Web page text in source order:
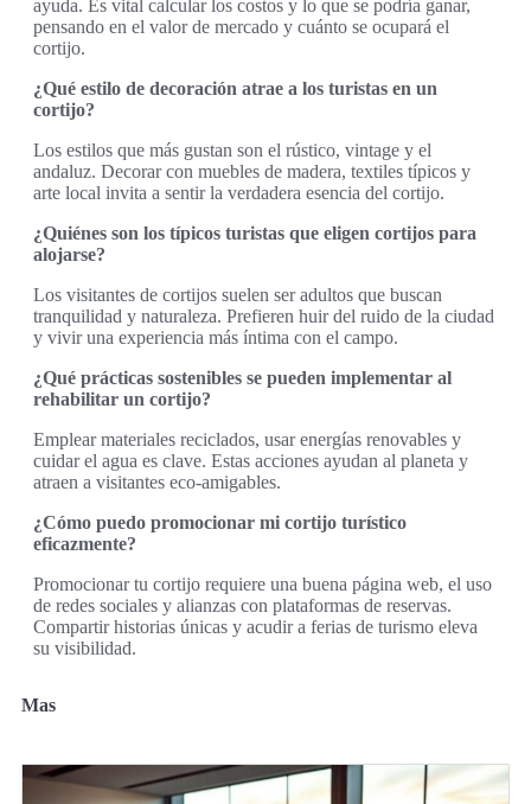
ayuda. Es vital calcular los costos y lo que se podría ganar,
pensando en el valor de mercado y cuánto se ocupará el
cortijo.
¿Qué estilo de decoración atrae a los turistas en un
cortijo?
Los estilos que más gustan son el rústico, vintage y el
andaluz. Decorar con muebles de madera, textiles típicos y
arte local invita a sentir la verdadera esencia del cortijo.
¿Quiénes son los típicos turistas que eligen cortijos para
alojarse?
Los visitantes de cortijos suelen ser adultos que buscan
tranquilidad y naturaleza. Prefieren huir del ruido de la ciudad
y vivir una experiencia más íntima con el campo.
¿Qué prácticas sostenibles se pueden implementar al
rehabilitar un cortijo?
Emplear materiales reciclados, usar energías renovables y
cuidar el agua es clave. Estas acciones ayudan al planeta y
atraen a visitantes eco-amigables.
¿Cómo puedo promocionar mi cortijo turístico
eficazmente?
Promocionar tu cortijo requiere una buena página web, el uso
de redes sociales y alianzas con plataformas de reservas.
Compartir historias únicas y acudir a ferias de turismo eleva
su visibilidad.
Mas